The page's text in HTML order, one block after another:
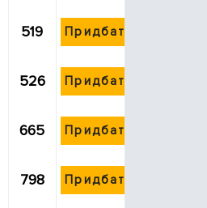
519 Придбати
526 Придбати
665 Придбати
798 Придбати